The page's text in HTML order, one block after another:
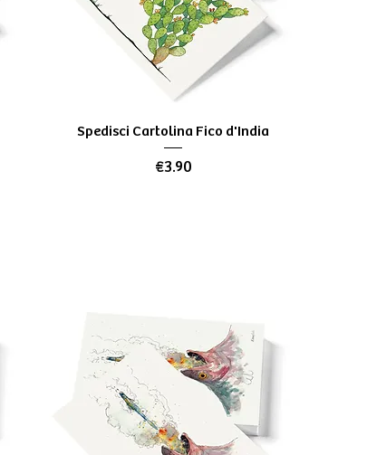
Quick View
Spedisci Cartolina Fico d'India
Price
€3.90